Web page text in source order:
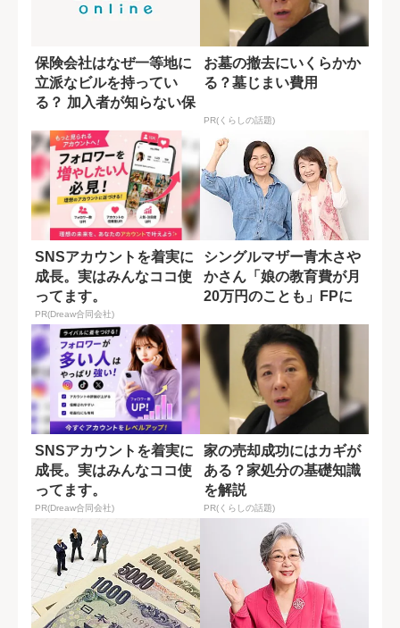
保険会社はなぜ一等地に
立派なビルを持ってい
る？ 加入者が知らない保
お墓の撤去にいくらかか
る？墓じまい費用
PR(くらしの話題)
SNSアカウントを着実に
成長。実はみんなココ使
ってます。
PR(Dreaw合同会社)
シングルマザー青木さや
かさん「娘の教育費が月
20万円のことも」FPに
SNSアカウントを着実に
成長。実はみんなココ使
ってます。
PR(Dreaw合同会社)
家の売却成功にはカギが
ある？家処分の基礎知識
を解説
PR(くらしの話題)